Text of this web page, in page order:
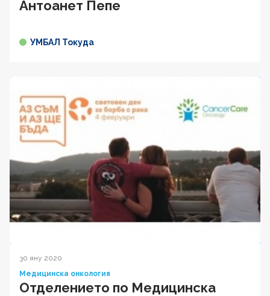
Антоанет Пепе
УМБАЛ Токуда
30 яну 2020
Медицинска онкология
Отделението по Медицинска